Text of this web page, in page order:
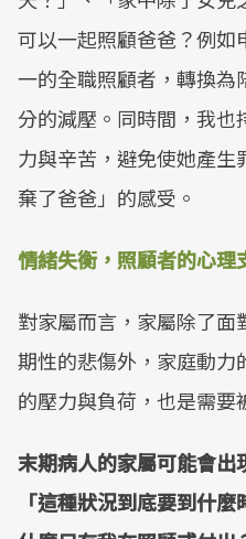
可以一起照顧爸爸？例如
一的全職照顧者，轉換為
分的減壓。同時間，我也
力與辛苦，避免使她產
棄了爸爸」的感受。
情緒失衡，照顧者的心理
對家屬而言，家屬除了
期性的悲傷外，家庭動力
的壓力與負荷，也是需要
末期病人的家屬可能會出
「這種狀況到底要到什